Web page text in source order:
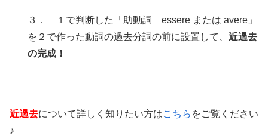
３． １で判断した
「助動詞 essere または avere」
を２で作った動詞の過去分詞の前に設置 して、 近過去
の完成！
近過去について詳しく知りたい方はこちら をご覧ください
♪